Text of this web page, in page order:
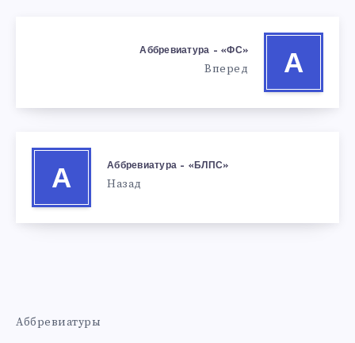
А
Аббревиатура – «ФС»
Вперед
А
Аббревиатура – «БЛПС»
Назад
Аббревиатуры